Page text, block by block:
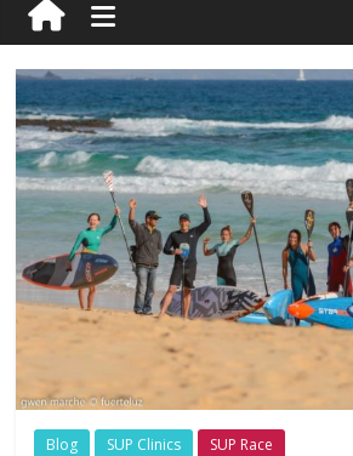
Blog SUP Clinics SUP Race